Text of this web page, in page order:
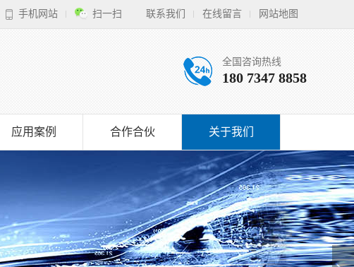
联系我们 在线留言 网站地图
手机网站 扫一扫
全国咨询热线
180 7347 8858
应用案例 合作合伙 关于我们